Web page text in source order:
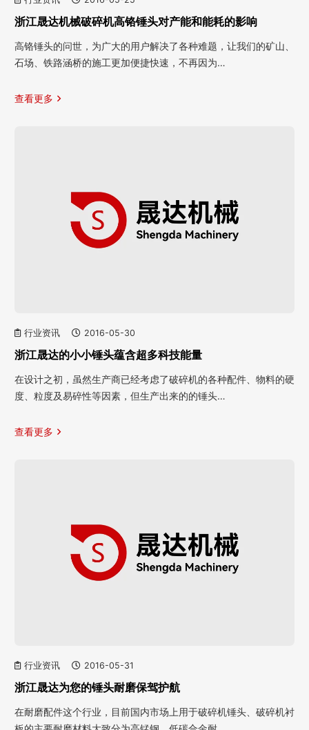
浙江晟达机械破碎机高铬锤头对产能和能耗的影响
高铬锤头的问世，为广大的用户解决了各种难题，让我们的矿山、
石场、铁路涵桥的施工更加便捷快速，不再因为…
查看更多
行业资讯 2016-05-30
浙江晟达的小小锤头蕴含超多科技能量
在设计之初，虽然生产商已经考虑了破碎机的各种配件、物料的硬
度、粒度及易碎性等因素，但生产出来的的锤头…
查看更多
行业资讯 2016-05-31
浙江晟达为您的锤头耐磨保驾护航
在耐磨配件这个行业，目前国内市场上用于破碎机锤头、破碎机衬